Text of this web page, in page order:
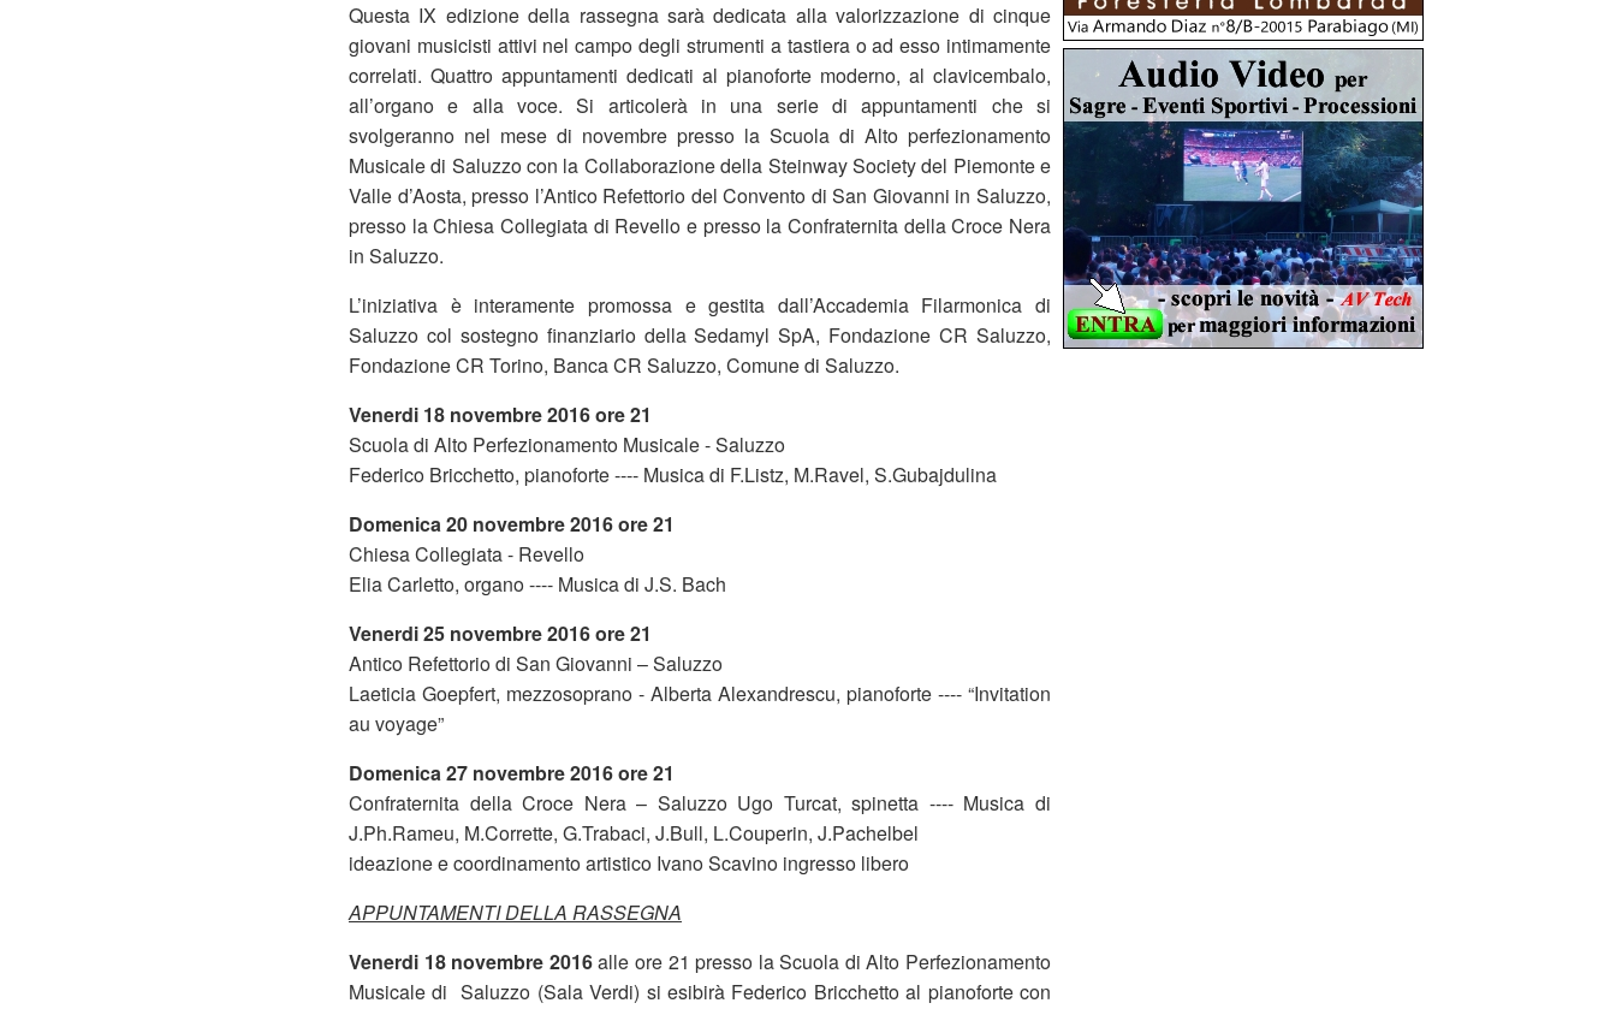
Questa IX edizione della rassegna sarà dedicata alla valorizzazione di cinque
giovani musicisti attivi nel campo degli strumenti a tastiera o ad esso intimamente
correlati. Quattro appuntamenti dedicati al pianoforte moderno, al clavicembalo,
all’organo e alla voce. Si articolerà in una serie di appuntamenti che si
svolgeranno nel mese di novembre presso la Scuola di Alto perfezionamento
Musicale di Saluzzo con la Collaborazione della Steinway Society del Piemonte e
Valle d’Aosta, presso l’Antico Refettorio del Convento di San Giovanni in Saluzzo,
presso la Chiesa Collegiata di Revello e presso la Confraternita della Croce Nera
in Saluzzo.
L’iniziativa è interamente promossa e gestita dall’Accademia Filarmonica di
Saluzzo col sostegno finanziario della Sedamyl SpA, Fondazione CR Saluzzo,
Fondazione CR Torino, Banca CR Saluzzo, Comune di Saluzzo.
Venerdi 18 novembre 2016 ore 21
Scuola di Alto Perfezionamento Musicale - Saluzzo
Federico Bricchetto, pianoforte ---- Musica di F.Listz, M.Ravel, S.Gubajdulina
Domenica 20 novembre 2016 ore 21
Chiesa Collegiata - Revello
Elia Carletto, organo ---- Musica di J.S. Bach
Venerdi 25 novembre 2016 ore 21
Antico Refettorio di San Giovanni – Saluzzo
Laeticia Goepfert, mezzosoprano - Alberta Alexandrescu, pianoforte ---- “Invitation
au voyage”
Domenica 27 novembre 2016 ore 21
Confraternita della Croce Nera – Saluzzo Ugo Turcat, spinetta ---- Musica di
J.Ph.Rameu, M.Corrette, G.Trabaci, J.Bull, L.Couperin, J.Pachelbel
ideazione e coordinamento artistico Ivano Scavino ingresso libero
APPUNTAMENTI DELLA RASSEGNA
Venerdi 18 novembre 2016alle ore 21 presso la Scuola di Alto Perfezionamento
Musicale di Saluzzo (Sala Verdi) si esibirà Federico Bricchetto al pianoforte con